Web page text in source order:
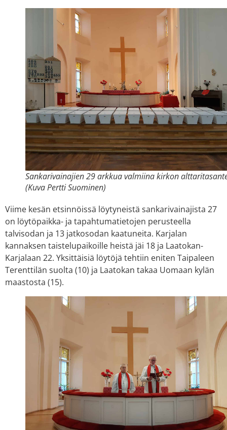
Sankarivainajien 29 arkkua valmiina kirkon
(Kuva Pertti Suominen)
Viime kesän etsinnöissä löytyneistä sankarivainajista 27
on löytöpaikka- ja tapahtumatietojen perusteella
talvisodan ja 13 jatkosodan kaatuneita. Karjalan
kannaksen taistelupaikoille heistä jäi 18 ja Laatokan-
Karjalaan 22. Yksittäisiä löytöjä tehtiin eniten Taipaleen
Terenttilän suolta (10) ja Laatokan takaa Uomaan kylän
maastosta (15).